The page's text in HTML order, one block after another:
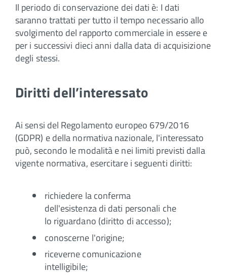
Il periodo di conservazione dei dati è: I dati
saranno trattati per tutto il tempo necessario allo
svolgimento del rapporto commerciale in essere e
per i successivi dieci anni dalla data di acquisizione
degli stessi.
Diritti dell’interessato
Ai sensi del Regolamento europeo 679/2016
(GDPR) e della normativa nazionale, l'interessato
può, secondo le modalità e nei limiti previsti dalla
vigente normativa, esercitare i seguenti diritti:
richiedere la conferma
dell'esistenza di dati personali che
lo riguardano (diritto di accesso);
conoscerne l'origine;
riceverne comunicazione
intelligibile;